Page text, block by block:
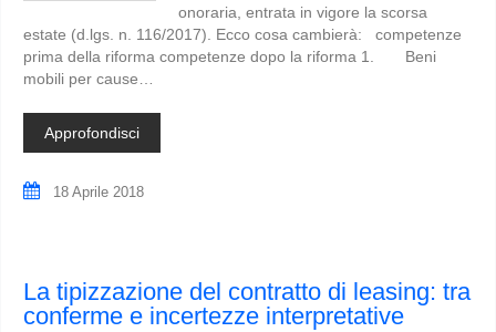
onoraria, entrata in vigore la scorsa
estate (d.lgs. n. 116/2017). Ecco cosa cambierà: competenze
prima della riforma competenze dopo la riforma 1. Beni
mobili per cause…
Approfondisci
18 Aprile 2018
La tipizzazione del contratto di leasing: tra
conferme e incertezze interpretative